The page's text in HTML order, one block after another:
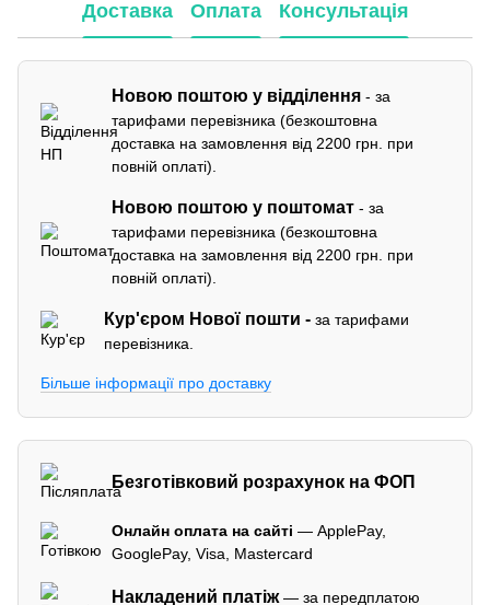
Доставка Оплата Консультація
Новою поштою у відділення - за
тарифами перевізника (безкоштовна
доставка на замовлення від 2200 грн. при
повній оплаті).
Новою поштою у поштомат - за
тарифами перевізника (безкоштовна
доставка на замовлення від 2200 грн. при
повній оплаті).
Кур'єром Нової пошти -за тарифами
перевізника.
Більше інформації про доставку
Безготівковий розрахунок на ФОП
Онлайн оплата на сайті — ApplePay,
GooglePay, Visa, Mastercard
Накладений платіж— за передплатою